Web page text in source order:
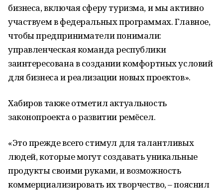
бизнеса, включая сферу туризма, и мы активно
участвуем в федеральных программах. Главное,
чтобы предприниматели понимали:
управленческая команда республики
заинтересована в создании комфортных условий
для бизнеса и реализации новых проектов».
Хабиров также отметил актуальность
законопроекта о развитии ремёсел.
«Это прежде всего стимул для талантливых
людей, которые могут создавать уникальные
продукты своими руками, и возможность
коммерциализировать их творчество, – пояснил